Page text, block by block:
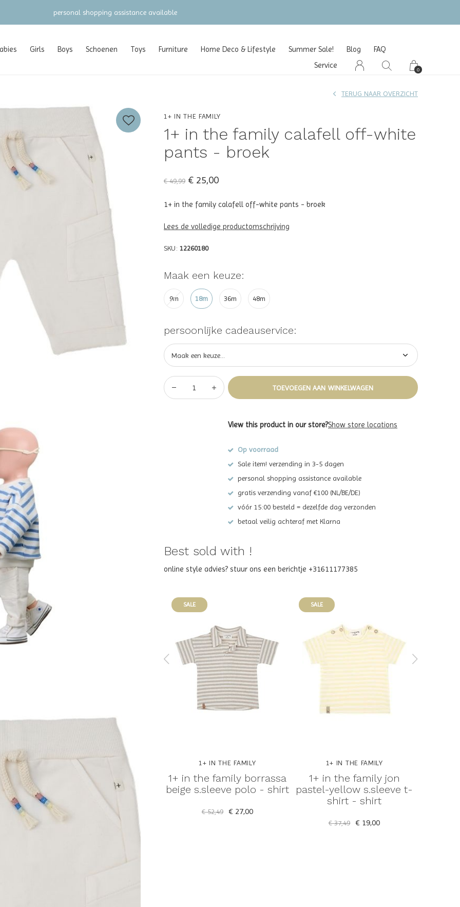
Girls Boys Schoenen Toys Furniture Home Deco & Lifestyle Summer Sale! Blog
FAQ
Service
0
personal shopping assistance available
1+ IN THE FAMILY
1+ in the family calafell off-white
pants - broek
TERUG NAAR OVERZICHT
€ 49,99 € 25,00
1+ in the family calafell off-white pants - broek
Lees de volledige productomschrijving
SKU: 12260180
Maak een keuze:
9m 18m 36m 48m
persoonlijke cadeauservice:
TOEVOEGEN AAN WINKELWAGEN
View this product in our store?Show store locations
Op voorraad
Sale item! verzending in 3-5 dagen
personal shopping assistance available
gratis verzending vanaf €100 (NL/BE/DE)
vóór 15:00 besteld = dezelfde dag verzonden
betaal veilig achteraf met Klarna
Best sold with !
online style advies? stuur ons een berichtje +31611177385
misty-
-
1+ IN THE FAMILY
1+ in the family delion
misty-blue s.sleeve t-shirt
- shirt
€ 22,00
SALE
1+ IN THE FAMILY
1+ in the family borrassa
beige s.sleeve polo - shirt
€ 52,49 € 27,00
SALE
1+ IN THE FAMILY
1+ in the family jon
pastel-yellow s.sleeve t-
shirt - shirt
€ 37,49 € 19,00